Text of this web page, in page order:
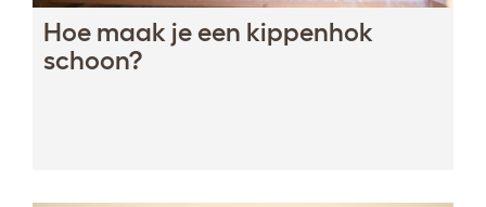
Hoe maak je een kippenhok
schoon?